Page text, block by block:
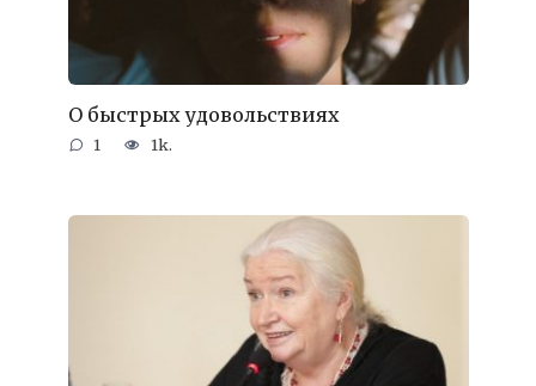
О быстрых удовольствиях
1 1k.